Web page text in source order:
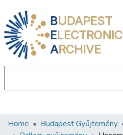
BUDAPEST
ELECTRONIC
ARCHIVE
Communities & Collections
Home Budapest Gyűjtemény